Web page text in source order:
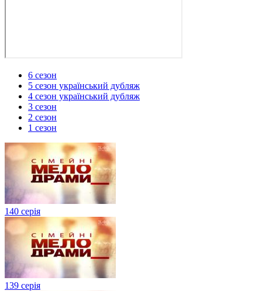
6 сезон
5 сезон український дубляж
4 сезон український дубляж
3 сезон
2 сезон
1 сезон
140 серія
139 серія